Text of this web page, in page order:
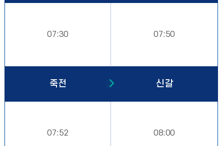
07:30 07:50
죽전
07:52
신갈
08:00